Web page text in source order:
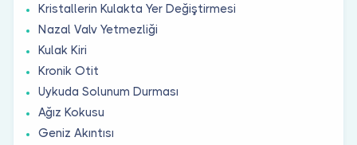
Kristallerin Kulakta Yer Değiştirmesi
Nazal Valv Yetmezliği
Kulak Kiri
Kronik Otit
Uykuda Solunum Durması
Ağız Kokusu
Geniz Akıntısı